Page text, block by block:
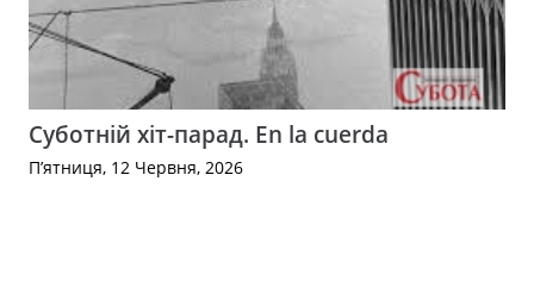
Суботній хіт-парад. En la cuerda
П’ятниця, 12 Червня, 2026